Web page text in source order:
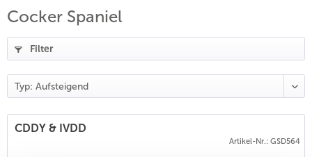
Cocker Spaniel
Filter
CDDY & IVDD
Artikel-Nr.: GSD564